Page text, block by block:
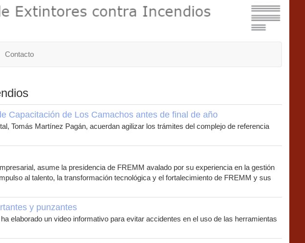
Contacto
Capacitación de Los Camachos antes de final de año
Tomás Martínez Pagán, acuerdan agilizar los trámites del complejo de referencia
asume la presidencia de FREMM avalado por su experiencia en la gestión
al talento, la transformación tecnológica y el fortalecimiento de FREMM y sus
y punzantes
elaborado un video informativo para evitar accidentes en el uso de las herramientas